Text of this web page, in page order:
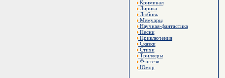
Криминал
Лирика
Любовь
Мемуары
Научная-фантастика
Песни
Приключения
Сказки
Стихи
Триллеры
Фэнтези
Юмор